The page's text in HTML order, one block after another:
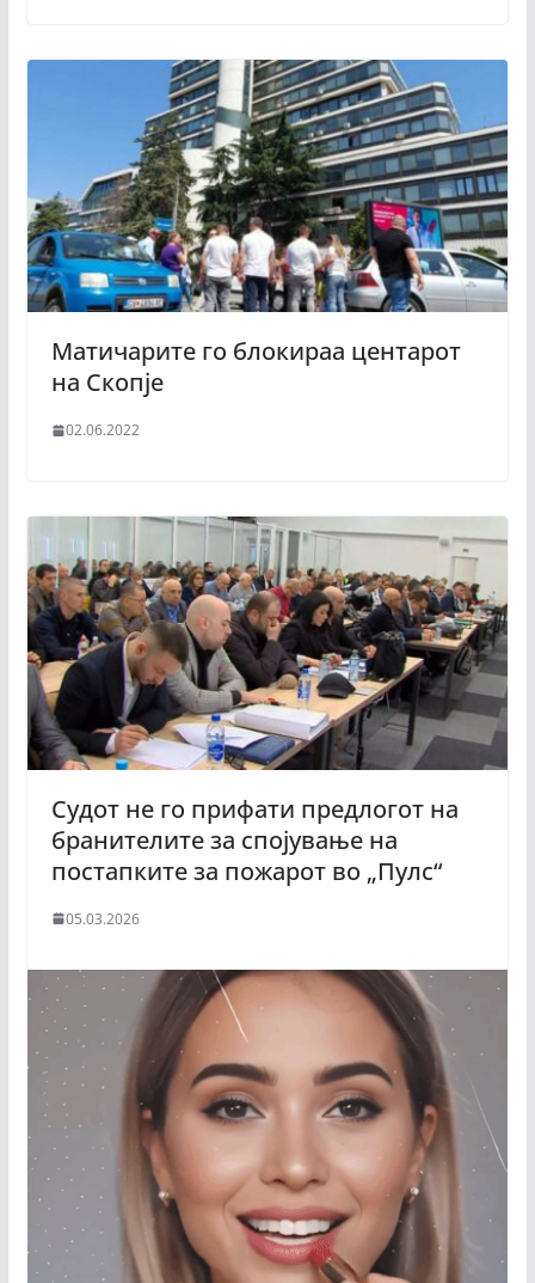
Матичарите го блокираа центарот
на Скопје
02.06.2022
Судот не го прифати предлогот на
бранителите за спојување на
постапките за пожарот во „Пулс“
05.03.2026